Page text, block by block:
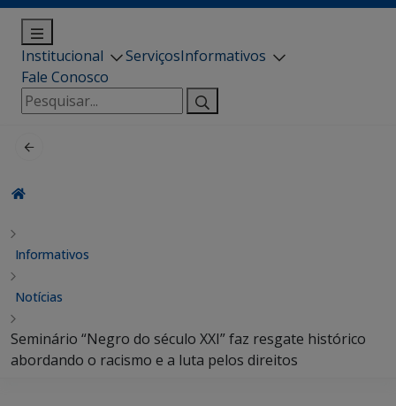
Institucional ServiçosInformativos
Fale Conosco
Pesquisar
por:
Informativos
Notícias
Seminário “Negro do século XXI” faz resgate histórico
abordando o racismo e a luta pelos direitos